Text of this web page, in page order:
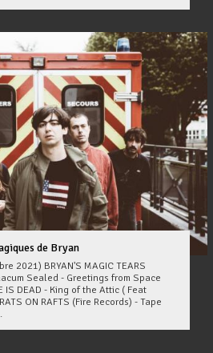
de Bryan
2021) BRYAN'S MAGIC TEARS
Sealed - Greetings from Space
IS DEAD - King of the Attic ( Feat
ON RAFTS (Fire Records) - Tape